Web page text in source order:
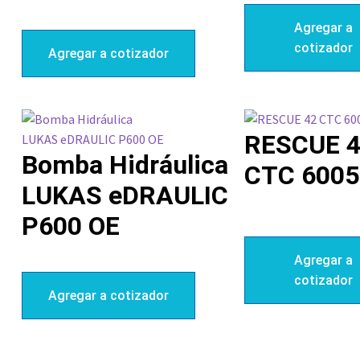
Agregar a cotizador
Agregar a
cotizador
Bomba Hidráulica
LUKAS eDRAULIC
P600 OE
Agregar a cotizador
RESCUE
CTC 6005
Agregar a
cotizador